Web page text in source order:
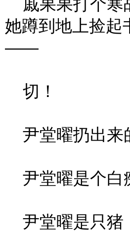
戚果果打个寒
她蹲到地上捡起
——
切！
尹堂曜扔出来
尹堂曜是个白
尹堂曜是只猪